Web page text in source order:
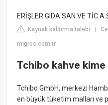
ERİŞLER GIDA SAN.VE
Kaynak kaldırma talebi |
migros.com.tr
Tchibo kahve kime
Tchibo GmbH, merkezi
en büyük tüketim malları ve